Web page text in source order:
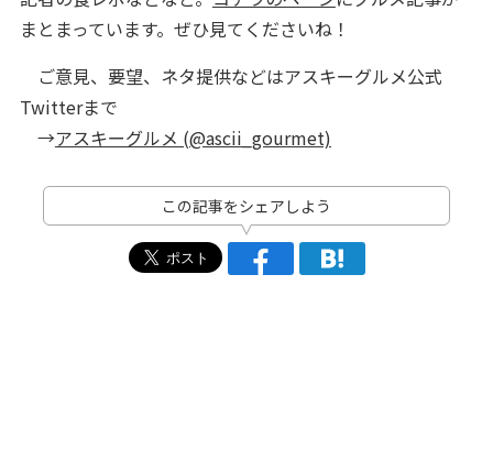
まとまっています。ぜひ見てくださいね！
ご意見、要望、ネタ提供などはアスキーグルメ公式
Twitterまで
→アスキーグルメ (@ascii_gourmet)
この記事をシェアしよう